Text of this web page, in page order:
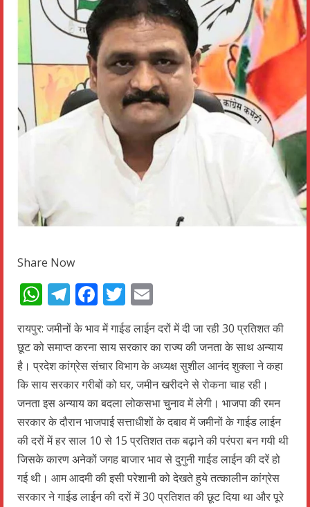
Share Now
WhatsApp
Telegram
Facebook
Twitter
रायपुर: जमीनों के भाव में गाईड लाईन दरों में दी जा रही 30 प्रतिशत की
छूट को समाप्त करना साय सरकार का राज्य की जनता के साथ अन्याय
है। प्रदेश कांग्रेस संचार विभाग के अध्यक्ष सुशील आनंद शुक्ला ने कहा
कि साय सरकार गरीबों को घर, जमीन खरीदने से रोकना चाह रही।
जनता इस अन्याय का बदला लोकसभा चुनाव में लेगी। भाजपा की रमन
सरकार के दौरान भाजपाई सत्ताधीशों के दबाव में जमीनों के गाईड लाईन
की दरों में हर साल 10 से 15 प्रतिशत तक बढ़ाने की परंपरा बन गयी थी
जिसके कारण अनेकों जगह बाजार भाव से दुगुनी गाईड लाईन की दरें हो
गई थी। आम आदमी की इसी परेशानी को देखते हुये तत्कालीन कांग्रेस
सरकार ने गाईड लाईन की दरों में 30 प्रतिशत की छूट दिया था और पूरे